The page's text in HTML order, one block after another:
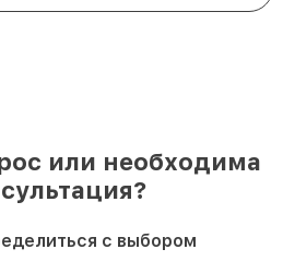
или необходима
с выбором